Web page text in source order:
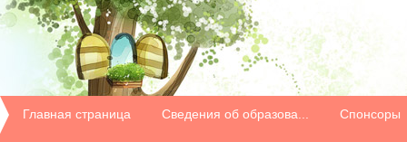
Главная страница Сведения об образова... Спонсоры